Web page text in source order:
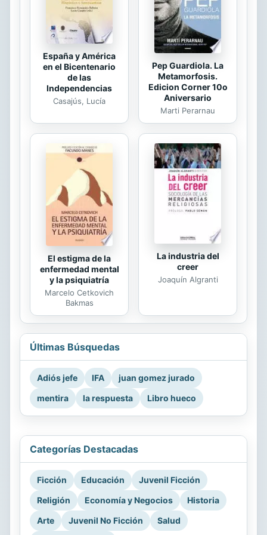
Seidler, aunque las autoridades
España y América
en el Bicentenario
de las
Independencias
Casajús, Lucía
Pep Guardiola. La
Metamorfosis.
Edicion Corner 10o
Aniversario
Marti Perarnau
El estigma de la
enfermedad mental
y la psiquiatría
Marcelo Cetkovich
Bakmas
La industria del
creer
Joaquín Algranti
Últimas Búsquedas
Adiós jefe IFA
juan gomez jurado
mentira
la respuesta Libro hueco
Categorías Destacadas
Ficción Educación
Juvenil Ficción
Religión
Economía y Negocios
Historia
Arte
Juvenil No Ficción Salud